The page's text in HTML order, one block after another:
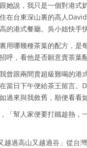
她說，我只是一個對港式
在台東深山裏的高人
的港式餐廳。吳小姐快手
用哪幾種茶葉的配方，
呼，看他是否願意賣茶葉
曾跟兩間賣超級難喝的港
當日下午便給茶王留言。
過來與我敘舊，順便看看
「幫人家便要打鐵趁熱，
越過高山又越過谷」從台